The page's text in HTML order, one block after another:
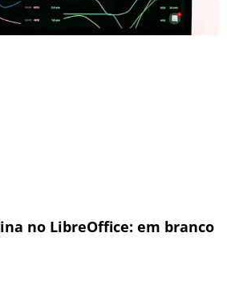
no LibreOffice: em branco